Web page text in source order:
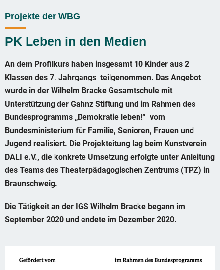
PK Leben in den Medien
Projekte der WBG
An dem Profilkurs haben insgesamt 10 Kinder aus 2
Klassen des 7. Jahrgangs teilgenommen. Das Angebot
wurde in der Wilhelm Bracke Gesamtschule mit
Unterstützung der Gahnz Stiftung und im Rahmen des
Bundesprogramms „Demokratie leben!“ vom
Bundesministerium für Familie, Senioren, Frauen und
Jugend realisiert. Die Projekteitung lag beim Kunstverein
DALI e.V., die konkrete Umsetzung erfolgte unter Anleitung
des Teams des Theaterpädagogischen Zentrums (TPZ) in
Braunschweig.
Die Tätigkeit an der IGS Wilhelm Bracke begann im
September 2020 und endete im Dezember 2020.